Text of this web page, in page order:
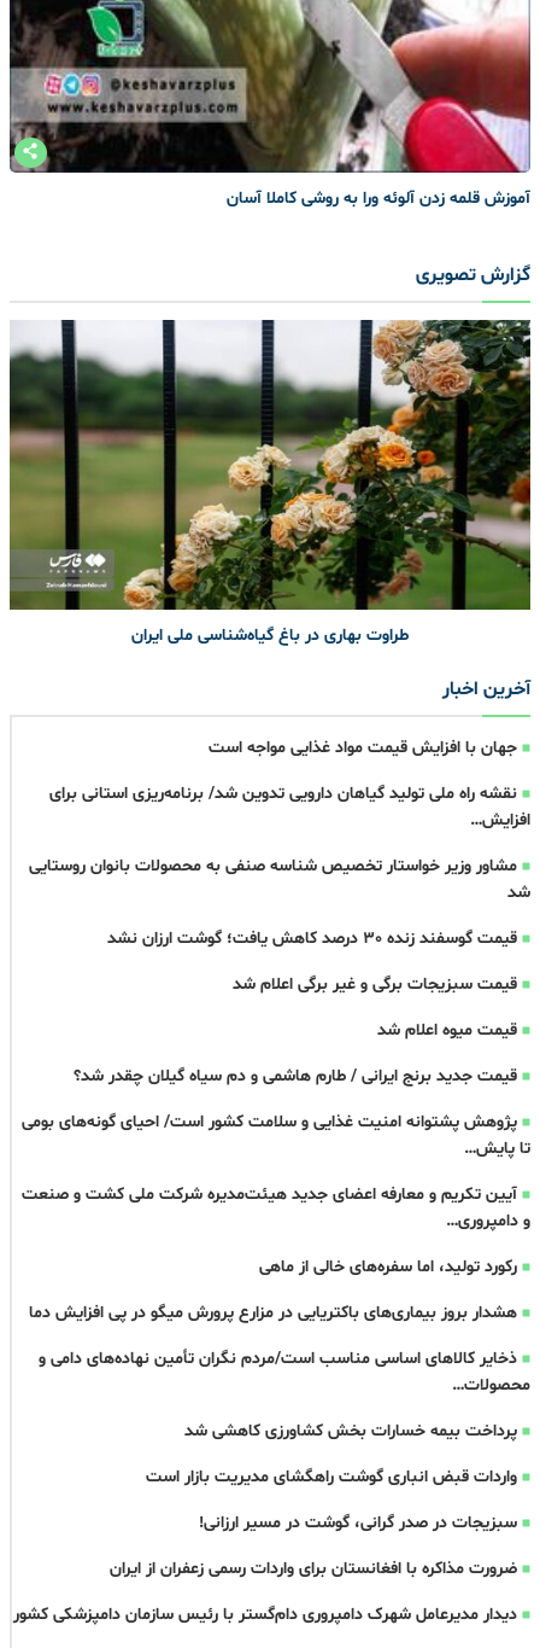
آموزش قلمه زدن آلوئه ورا به روشی کاملا آسان
گزارش تصویری
طراوت بهاری در باغ گیاه‌شناسی ملی ایران
آخرین اخبار
جهان با افزایش قیمت مواد غذایی مواجه است
نقشه راه ملی تولید گیاهان دارویی تدوین شد/ برنامه‌ریزی استانی برای
افزایش…
مشاور وزیر خواستار تخصیص شناسه صنفی به محصولات بانوان روستایی
شد
قیمت گوسفند زنده 30 درصد کاهش یافت؛ گوشت ارزان نشد
قیمت سبزیجات برگی و غیر برگی اعلام شد
قیمت میوه اعلام شد
قیمت جدید برنج ایرانی / طارم هاشمی و دم سیاه گیلان چقدر شد؟
پژوهش پشتوانه امنیت غذایی و سلامت کشور است/ احیای گونه‌های بومی
تا پایش…
آیین تکریم و معارفه اعضای جدید هیئت‌مدیره شرکت ملی کشت و صنعت
و دامپروری…
رکورد تولید، اما سفره‌های خالی از ماهی
هشدار بروز بیماری‌های باکتریایی در مزارع پرورش میگو در پی افزایش دما
ذخایر کالاهای اساسی مناسب است/مردم نگران تأمین نهاده‌های دامی و
محصولات…
پرداخت بیمه خسارات بخش کشاورزی کاهشی شد
واردات قبض‌ انباری گوشت راهگشای مدیریت بازار است
سبزیجات در صدر گرانی، گوشت در مسیر ارزانی!
ضرورت مذاکره با افغانستان برای واردات رسمی زعفران از ایران
دیدار مدیرعامل شهرک دامپروری دام‌گستر با رئیس سازمان دامپزشکی کشور